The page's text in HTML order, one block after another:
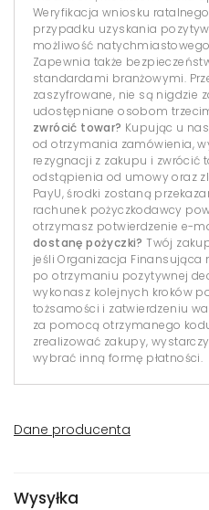
Weryfikacja wniosku
przypadku uzyskania
możliwość
Zapewnia także
standardami branżowymi.
zaszyfrowane, nie są nigdzie
udostępniane osobom
zwrócić towar? Kupując u
od otrzymania zamówienia,
rezygnacji z zakupu i zwrócić
odstąpienia od umowy oraz
PayU, środki zostaną
rachunek pożyczkodawcy
otrzymasz potwierdzenie e-
dostanę pożyczki? Twój
jeśli Organizacja Finansująca
po otrzymaniu pozytywnej
wykonasz kolejnych kroków
tożsamości i zatwierdzeniu
za pomocą otrzymanego
zrealizować zakupy,
wybrać inną formę płatności.
Dane producenta
Wysyłka